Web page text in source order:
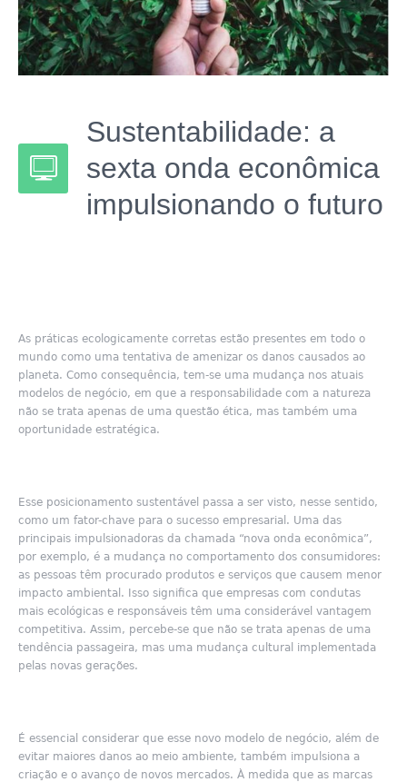
Sustentabilidade: a
sexta onda econômica
impulsionando o futuro
As práticas ecologicamente corretas estão presentes em todo o
mundo como uma tentativa de amenizar os danos causados ao
planeta. Como consequência, tem-se uma mudança nos atuais
modelos de negócio, em que a responsabilidade com a natureza
não se trata apenas de uma questão ética, mas também uma
oportunidade estratégica.
Esse posicionamento sustentável passa a ser visto, nesse sentido,
como um fator-chave para o sucesso empresarial. Uma das
principais impulsionadoras da chamada “nova onda econômica”,
por exemplo, é a mudança no comportamento dos consumidores:
as pessoas têm procurado produtos e serviços que causem menor
impacto ambiental. Isso significa que empresas com condutas
mais ecológicas e responsáveis têm uma considerável vantagem
competitiva. Assim, percebe-se que não se trata apenas de uma
tendência passageira, mas uma mudança cultural implementada
pelas novas gerações.
É essencial considerar que esse novo modelo de negócio, além de
evitar maiores danos ao meio ambiente, também impulsiona a
criação e o avanço de novos mercados. À medida que as marcas